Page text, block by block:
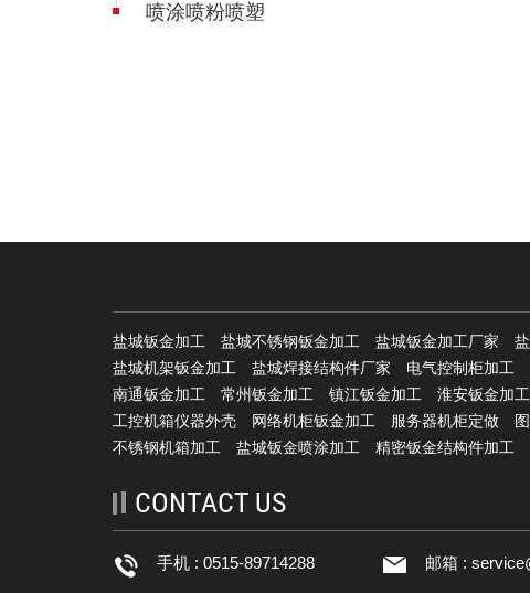
喷涂喷粉喷塑
盐城钣金加工 盐城不锈钢钣金加工 盐城钣金加工厂家
盐城机架钣金加工
盐城焊接结构件厂家 电气控制柜加工
南通钣金加工
常州钣金加工 镇江钣金加工 淮安钣金加工
工控机箱仪器外壳
网络机柜钣金加工 服务器机柜定做
不锈钢机箱加工
盐城钣金喷涂加工 精密钣金结构件加工
CONTACT US
手机 : 0515-89714288 邮箱 :